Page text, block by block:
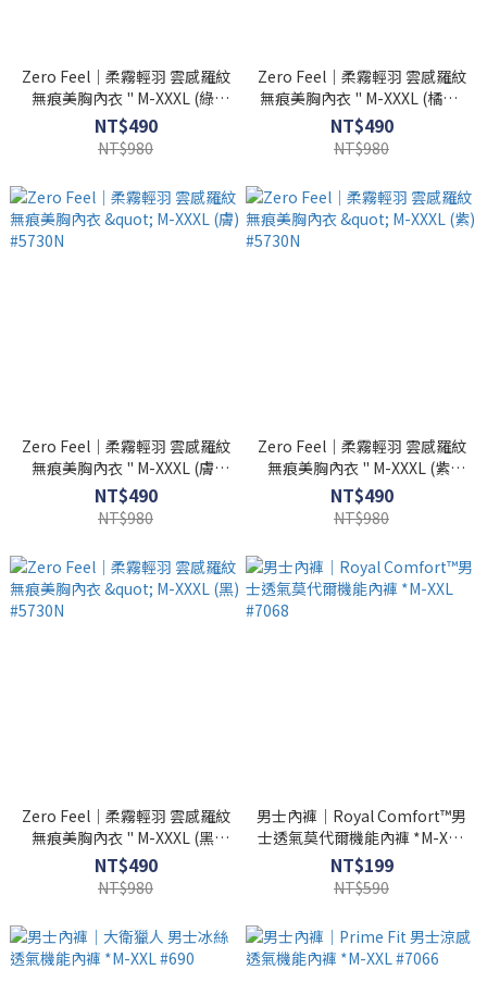
Zero Feel｜柔霧輕羽 雲感羅紋
無痕美胸內衣 " M-XXXL (綠)
#5730N
NT$490
NT$980
Zero Feel｜柔霧輕羽 雲感羅紋
無痕美胸內衣 " M-XXXL (橘粉)
#5730N
NT$490
NT$980
Zero Feel｜柔霧輕羽 雲感羅紋
無痕美胸內衣 " M-XXXL (膚)
#5730N
NT$490
NT$980
Zero Feel｜柔霧輕羽 雲感羅紋
無痕美胸內衣 " M-XXXL (紫)
#5730N
NT$490
NT$980
Zero Feel｜柔霧輕羽 雲感羅紋
無痕美胸內衣 " M-XXXL (黑)
#5730N
NT$490
NT$980
男士內褲｜Royal Comfort™男
士透氣莫代爾機能內褲 *M-XXL
#7068
NT$199
NT$590